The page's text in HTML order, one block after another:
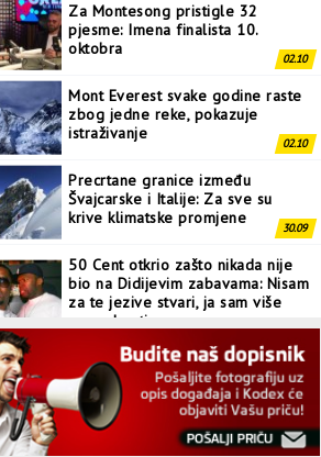
Za Montesong pristigle 32
pjesme: Imena finalista 10.
oktobra
02.10
Mont Everest svake godine raste
zbog jedne reke, pokazuje
istraživanje
02.10
Precrtane granice između
Švajcarske i Italije: Za sve su
krive klimatske promjene
30.09
50 Cent otkrio zašto nikada nije
bio na Didijevim zabavama: Nisam
za te jezive stvari, ja sam više
normalan tip
28.09
Japanci prave superkompjuter
kakav svijet još nije vidio
27.09
Linkin Park ima novu pjesmu: